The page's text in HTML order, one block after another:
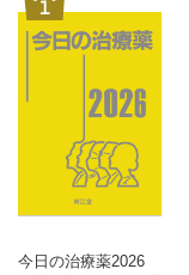
1
今日の治療薬2026